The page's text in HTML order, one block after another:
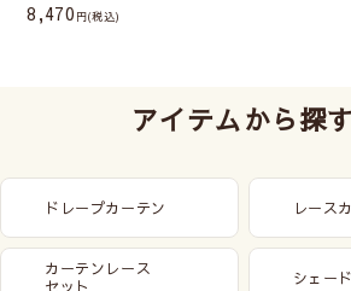
8,470 (税込)
アイテムから探す
ドレープカーテン レース
カーテンレース
セット
シェー